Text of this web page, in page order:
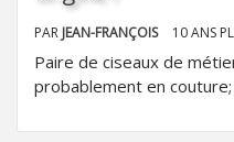
PAR JEAN-FRANÇOIS 10 ANS
Paire de ciseaux de
probablement en